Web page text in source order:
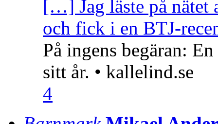
[…] Jag läste på nätet
och fick i en BTJ-
På ingens begäran:
sitt år. • kallelind.se
4